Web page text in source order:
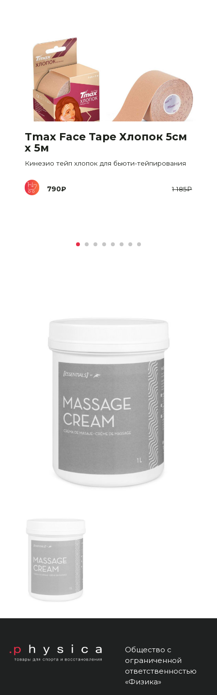
Tmax Face Tape Хлопок 5см
х 5м
Кинезио тейп хлопок для бьюти-тейпирования
1 185₽
790₽
Общество с
ограниченной
ответственностью
«Физика»